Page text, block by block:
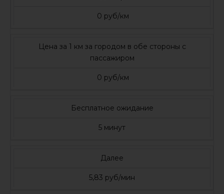
0 руб/км
Цена за 1 км за городом в обе стороны с
пассажиром
0 руб/км
Бесплатное ожидание
5 минут
Далее
5,83 руб/мин